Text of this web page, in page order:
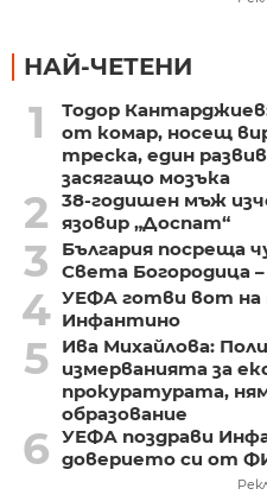
НАЙ-ЧЕТЕНИ
1
Тодор
от комар, носещ
треска, един
засягащо мозъка
2
38-годишен мъж
язовир „Доспат“
3
България посреща
Света Богородица
4 УЕФА готви вот на
Инфантино
5
Ива Михайлова:
измерванията за
прокуратурата,
образование
6 УЕФА поздрави
доверието си от